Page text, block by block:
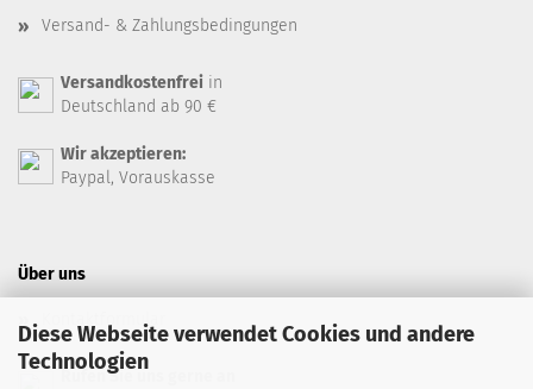
Diese Webseite verwendet Cookies und andere
Technologien
Versand- & Zahlungsbedingungen
Versandkostenfrei in
Deutschland ab 90 €
Wir akzeptieren:
Paypal, Vorauskasse
Über uns
Kontaktformular
Rufen Sie uns gerne an